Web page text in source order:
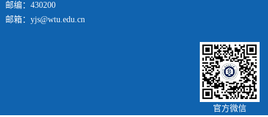
邮编：430200
邮箱：yjs@wtu.edu.cn
官方微信